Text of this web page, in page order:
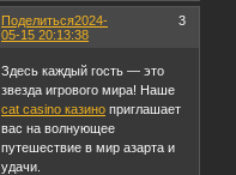
Поделиться 3
2024-
05-15 20:13:38
Здесь каждый гость — это
звезда игрового мира! Наше
cat casino казино приглашает
вас на волнующее
путешествие в мир азарта и
удачи.